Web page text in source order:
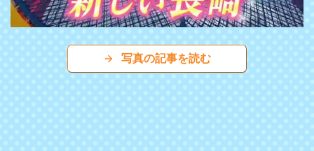
写真の記事を読む